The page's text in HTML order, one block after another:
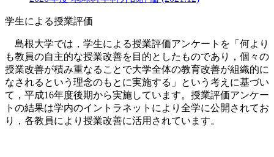
学生による授業評価
島根大学では，学生による授業評価アンケートを「何より
も教員の自主的な授業改善を目的としたものであり，個々の
授業改善が積み重なることで大学全体の教育改善が組織的に
なされるという理念のもとに実施する」という考えに基づい
て，平成16年度後期から実施しています。授業評価アンケー
トの結果は学内のイントラネットにより全学に公開されてお
り，各教員により授業改善に活用されています。